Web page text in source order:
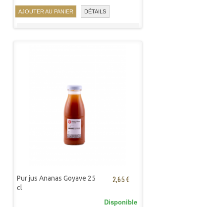
AJOUTER AU PANIER DÉTAILS
Pur jus Ananas Goyave 25
cl
2,65 €
Disponible